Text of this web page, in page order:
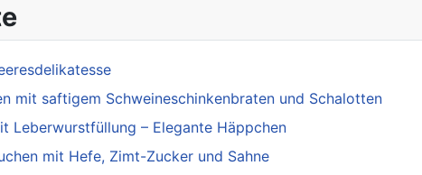
mit saftigem Schweineschinkenbraten und Schalotten
Leberwurstfüllung – Elegante Häppchen
mit Hefe, Zimt-Zucker und Sahne